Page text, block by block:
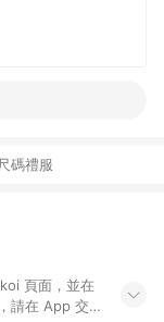
碼禮服
頁面，並在
請在 App 交